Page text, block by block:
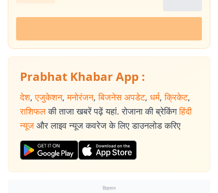
Prabhat Khabar App :
देश, एजुकेशन, मनोरंजन, बिजनेस अपडेट, धर्म, क्रिकेट,
राशिफल की ताजा खबरें पढ़ें यहां. रोजाना की ब्रेकिंग हिंदी
न्यूज और लाइव न्यूज कवरेज के लिए डाउनलोड करिए
विज्ञापन